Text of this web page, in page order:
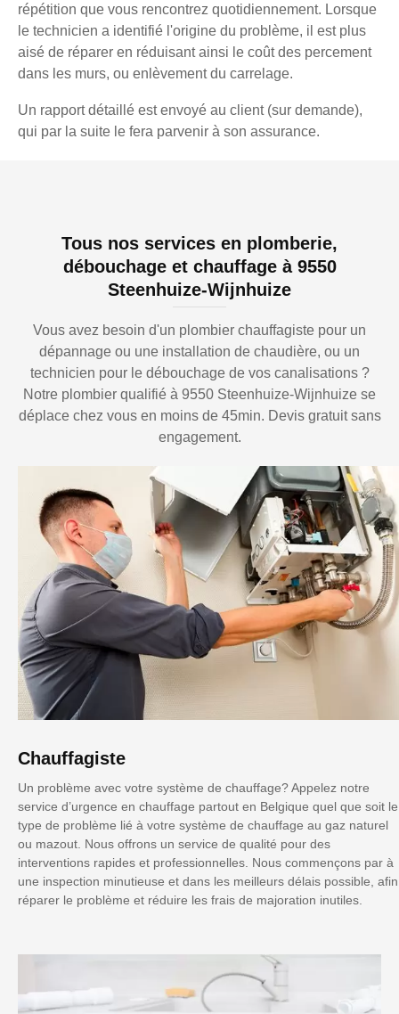
répétition que vous rencontrez quotidiennement. Lorsque
le technicien a identifié l'origine du problème, il est plus
aisé de réparer en réduisant ainsi le coût des percement
dans les murs, ou enlèvement du carrelage.
Un rapport détaillé est envoyé au client (sur demande),
qui par la suite le fera parvenir à son assurance.
Tous nos services en plomberie,
débouchage et chauffage à 9550
Steenhuize-Wijnhuize
Vous avez besoin d'un plombier chauffagiste pour un
dépannage ou une installation de chaudière, ou un
technicien pour le débouchage de vos canalisations ?
Notre plombier qualifié à 9550 Steenhuize-Wijnhuize se
déplace chez vous en moins de 45min. Devis gratuit sans
engagement.
Chauffagiste
Un problème avec votre système de chauffage? Appelez notre
service d’urgence en chauffage partout en Belgique quel que soit le
type de problème lié à votre système de chauffage au gaz naturel
ou mazout. Nous offrons un service de qualité pour des
interventions rapides et professionnelles. Nous commençons par à
une inspection minutieuse et dans les meilleurs délais possible, afin
réparer le problème et réduire les frais de majoration inutiles.